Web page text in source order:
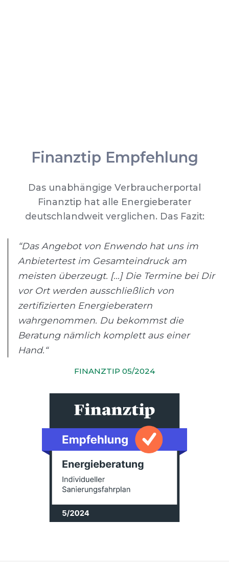
Finanztip Empfehlung
Das unabhängige Verbraucherportal
Finanztip hat alle Energieberater
deutschlandweit verglichen. Das Fazit:
“Das Angebot von Enwendo hat uns im
Anbietertest im Gesamteindruck am
meisten überzeugt. [...] Die Termine bei Dir
vor Ort werden ausschließlich von
zertifizierten Energieberatern
wahrgenommen. Du bekommst die
Beratung nämlich komplett aus einer
Hand.“
FINANZTIP 05/2024